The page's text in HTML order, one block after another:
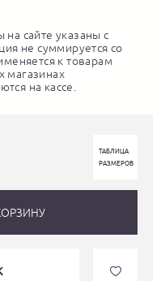
на сайте указаны с
не суммируется со
к товарам
магазинах
на кассе.
ТАБЛИЦА
РАЗМЕРОВ